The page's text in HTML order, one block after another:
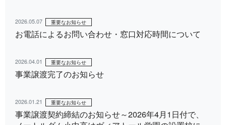
2026.05.07 重要なお知らせ
お電話によるお問い合わせ・窓口対応時間について
2026.04.01 重要なお知らせ
事業譲渡完了のお知らせ
2026.01.21 重要なお知らせ
事業譲渡契約締結のお知らせ～2026年4月1日付で、